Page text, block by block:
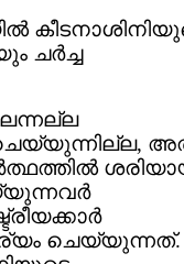
ചര്‍ച്ച
ചെയ്യുന്നില്ല,
ചെയ്യുന്നത്.